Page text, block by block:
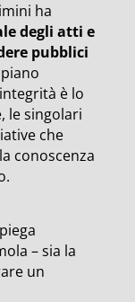
ha
degli atti e
pubblici
è lo
le singolari
che
conoscenza
– sia la
un